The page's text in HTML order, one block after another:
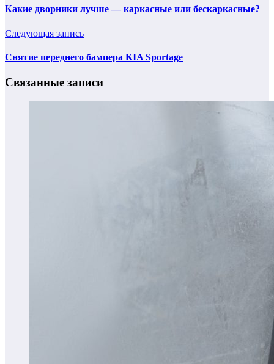
Какие дворники лучше — каркасные или бескаркасные?
Следующая запись
Снятие переднего бампера KIA Sportage
Связанные записи